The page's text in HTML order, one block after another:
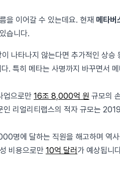
을 이어갈 수 있는데요. 현재 메타버
습니다.
나타나지 않는다면 추가적인 상승
. 특히 메타는 사명까지 바꾸면서
업으로만 16조 8,000억 원 규모의
리얼리티랩스의 적자 규모는
명에 달하는 직원을 해고하며 역
비용으로만 10억 달러 가 예상됩니